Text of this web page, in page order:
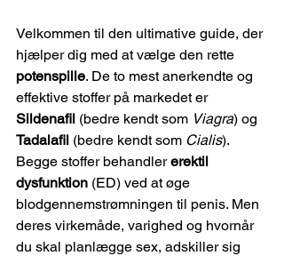
Velkommen til den ultimative guide, der
hjælper dig med at vælge den rette
potenspille. De to mest anerkendte og
effektive stoffer på markedet er
Sildenafil (bedre kendt som Viagra) og
Tadalafil (bedre kendt som Cialis).
Begge stoffer behandler erektil
dysfunktion (ED) ved at øge
blodgennemstrømningen til penis. Men
deres virkemåde, varighed og hvornår
du skal planlægge sex, adskiller sig